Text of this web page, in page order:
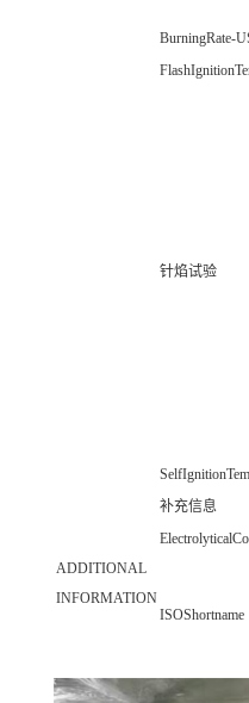
BurningRate-
针焰试验
ADDITIONAL
INFORMATION
补充信息
ISOShortname